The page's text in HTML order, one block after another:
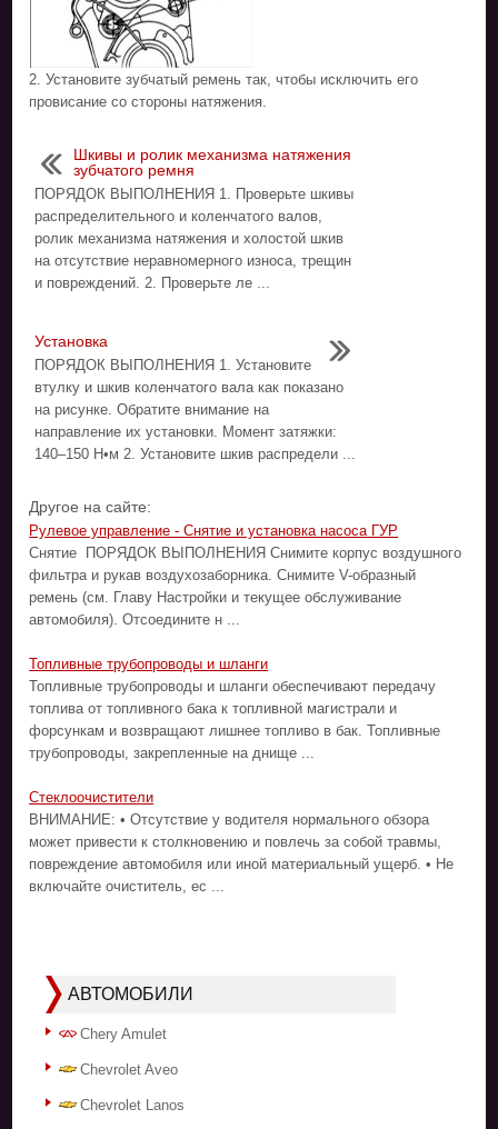
2. Установите зубчатый ремень так, чтобы исключить его
провисание со стороны натяжения.
Шкивы и ролик механизма натяжения
зубчатого ремня
ПОРЯДОК ВЫПОЛНЕНИЯ 1. Проверьте шкивы
распределительного и коленчатого валов,
ролик механизма натяжения и холостой шкив
на отсутствие неравномерного износа, трещин
и повреждений. 2. Проверьте ле ...
Установка
ПОРЯДОК ВЫПОЛНЕНИЯ 1. Установите
втулку и шкив коленчатого вала как показано
на рисунке. Обратите внимание на
направление их установки. Момент затяжки:
140–150 Н•м 2. Установите шкив распредели ...
Другое на сайте:
Рулевое управление - Снятие и установка насоса ГУР
Снятие ПОРЯДОК ВЫПОЛНЕНИЯ Снимите корпус воздушного
фильтра и рукав воздухозаборника. Снимите V-образный
ремень (см. Главу Настройки и текущее обслуживание
автомобиля). Отсоедините н ...
Топливные трубопроводы и шланги
Топливные трубопроводы и шланги обеспечивают передачу
топлива от топливного бака к топливной магистрали и
форсункам и возвращают лишнее топливо в бак. Топливные
трубопроводы, закрепленные на днище ...
Стеклоочистители
ВНИМАНИЕ: • Отсутствие у водителя нормального обзора
может привести к столкновению и повлечь за собой травмы,
повреждение автомобиля или иной материальный ущерб. • Не
включайте очиститель, ес ...
АВТОМОБИЛИ
Chery Amulet
Chevrolet Aveo
Chevrolet Lanos